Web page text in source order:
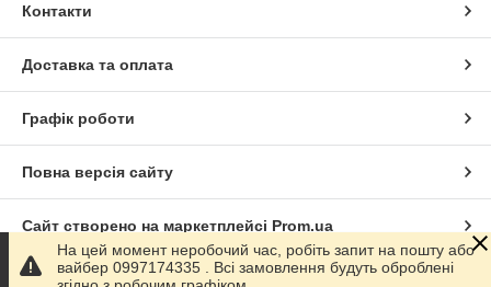
Контакти
Доставка та оплата
Графік роботи
Повна версія сайту
Сайт створено на маркетплейсі Prom.ua
Політика конфіденційності
На цей момент неробочий час, робіть запит на пошту або
вайбер 0997174335 . Всі замовлення будуть оброблені